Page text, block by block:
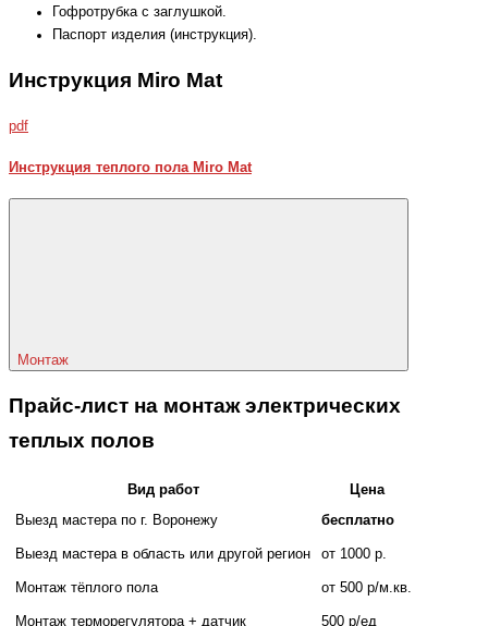
Гофротрубка с заглушкой.
Паспорт изделия (инструкция).
Инструкция Miro Mat
pdf
Инструкция теплого пола Miro Mat
Монтаж
Прайс-лист на монтаж электрических
теплых полов
Вид работ
Цена
Выезд мастера по г. Воронежу
бесплатно
Выезд мастера в область или другой регион от 1000 р.
Монтаж тёплого пола от 500 р/м.кв.
Монтаж терморегулятора + датчик 500 р/ед